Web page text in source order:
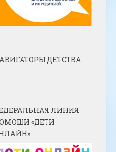
ДЕТСТВА
ЛИНИЯ
«ДЕТИ